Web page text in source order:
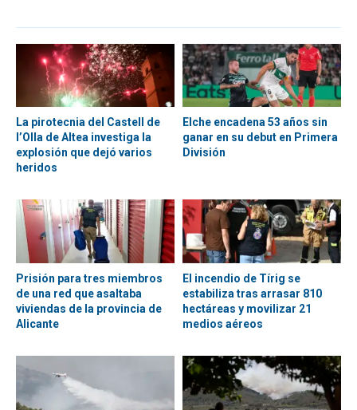
La pirotecnia del Castell de
l’Olla de Altea investiga la
explosión que dejó varios
heridos
Elche encadena 53 años sin
ganar en su debut en Primera
División
Prisión para tres miembros
de una red que asaltaba
viviendas de la provincia de
Alicante
El incendio de Tírig se
estabiliza tras arrasar 810
hectáreas y movilizar 21
medios aéreos